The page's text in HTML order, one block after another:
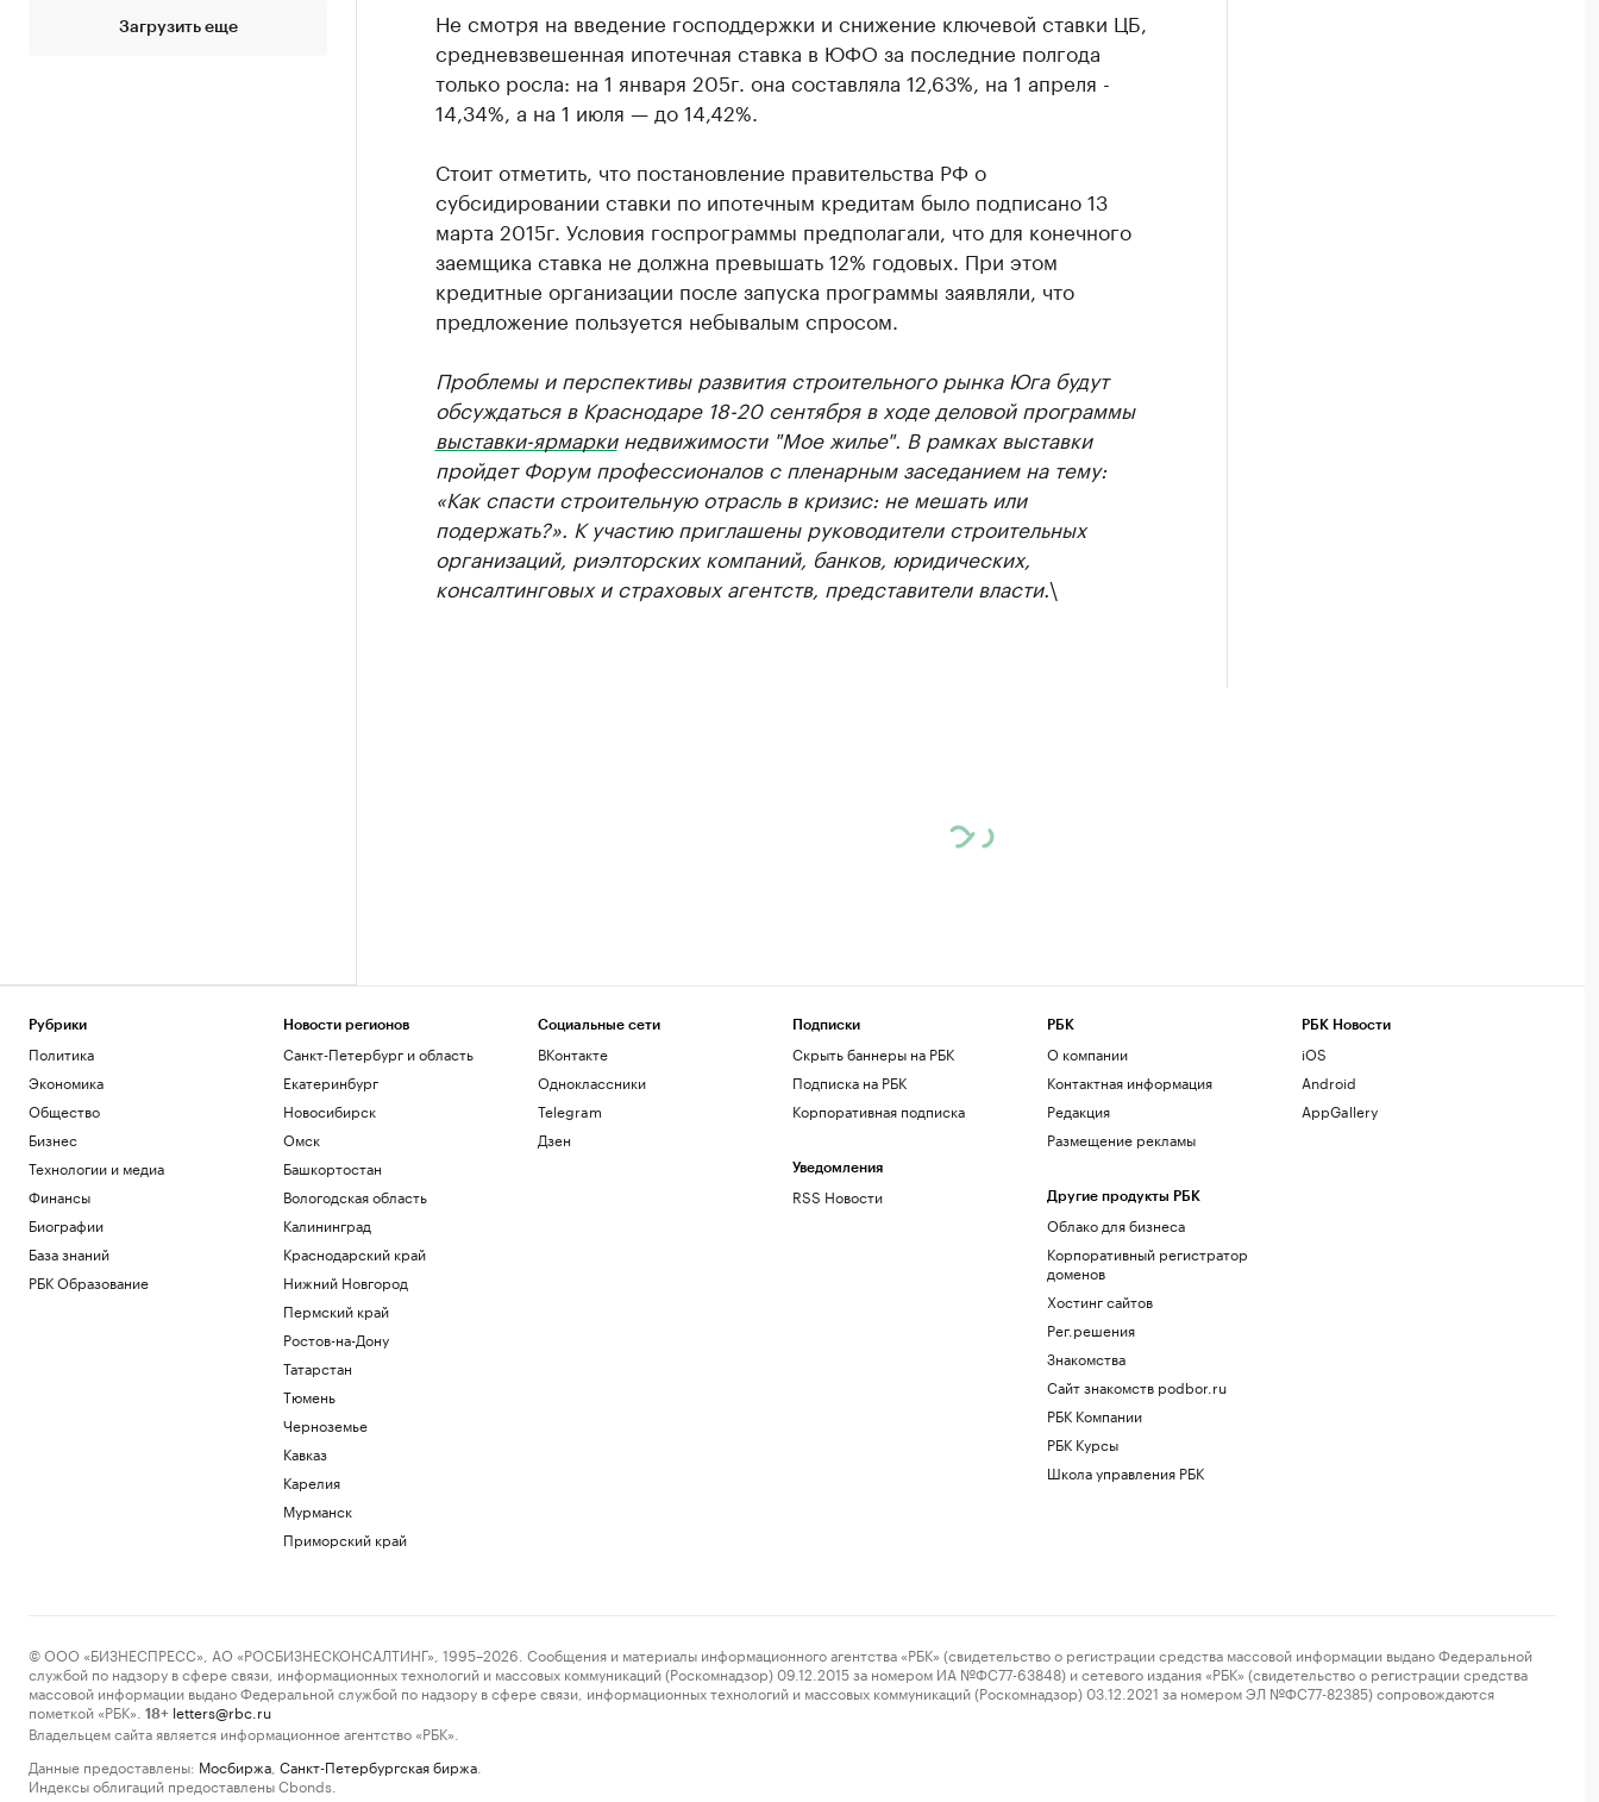
Загрузить еще
Не смотря на введение господдержки и снижение ключевой ставки ЦБ,
средневзвешенная ипотечная ставка в ЮФО за последние полгода
только росла: на 1 января 205г. она составляла 12,63%, на 1 апреля -
14,34%, а на 1 июля — до 14,42%.
Стоит отметить, что ​постановление правительства РФ о
субсидировании ставки по ипотечным кредитам было подписано 13
марта 2015г. Условия госпрограммы предполагали, что для конечного
заемщика ставка не должна превышать 12% годовых. При этом
кредитные организации после запуска программы заявляли, что
предложение пользуется небывалым спросом.
Проблемы и перспективы развития строительного рынка Юга будут
обсуждаться в Краснодаре 18-20 сентября в ходе деловой программы
выставки-ярмаркинедвижимости "Мое жилье". В рамках выставки
пройдет Форум профессионалов с пленарным заседанием на тему:
«Как спасти строительную отрасль в кризис: не мешать или
подержать?». К участию приглашены руководители строительных
организаций, риэлторских компаний, банков, юридических,
консалтинговых и страховых агентств, представители власти.\
Рубрики
Политика
Экономика
Общество
Бизнес
Технологии и медиа
Финансы
Биографии
База знаний
РБК Образование
Новости регионов
Санкт-Петербург и область
Екатеринбург
Новосибирск
Омск
Башкортостан
Вологодская область
Калининград
Краснодарский край
Нижний Новгород
Пермский край
Ростов-на-Дону
Татарстан
Тюмень
Черноземье
Кавказ
Карелия
Мурманск
Приморский край
Социальные сети
ВКонтакте
Одноклассники
Telegram
Дзен
Подписки
Скрыть баннеры на РБК
Подписка на РБК
Корпоративная подписка
Уведомления
RSS Новости
РБК
О компании
Контактная информация
Редакция
Размещение рекламы
Другие продукты РБК
Облако для бизнеса
Корпоративный регистратор
доменов
Хостинг сайтов
Рег.решения
Знакомства
Сайт знакомств podbor.ru
РБК Компании
РБК Курсы
Школа управления РБК
РБК Новости
iOS
Android
AppGallery
© ООО «БИЗНЕСПРЕСС», АО «РОСБИЗНЕСКОНСАЛТИНГ», 1995–2026. Сообщения и материалы информационного агентства «РБК» (свидетельство о регистрации средства массовой информации выдано Федеральной
службой по надзору в сфере связи, информационных технологий и массовых коммуникаций (Роскомнадзор) 09.12.2015 за номером ИА №ФС77-63848) и сетевого издания «РБК» (свидетельство о регистрации средства
массовой информации выдано Федеральной службой по надзору в сфере связи, информационных технологий и массовых коммуникаций (Роскомнадзор) 03.12.2021 за номером ЭЛ №ФС77-82385) сопровождаются
пометкой «РБК».
18+ letters@rbc.ru
Владельцем сайта является информационное агентство «РБК».
Данные предоставлены: Мосбиржа Санкт-Петербургская биржа
Индексы облигаций предоставлены Cbonds.